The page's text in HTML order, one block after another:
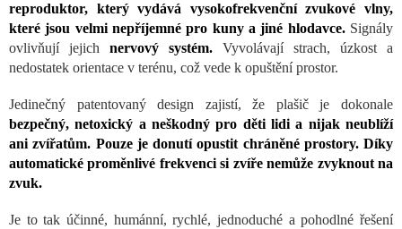
reproduktor, který vydává vysokofrekvenční zvukové vlny,
které jsou velmi nepříjemné pro kuny a jiné hlodavce.Signály
ovlivňují jejich nervový systém. Vyvolávají strach, úzkost a
nedostatek orientace v terénu, což vede k opuštění prostor.
Jedinečný patentovaný design zajistí, že plašič je dokonale
bezpečný, netoxický a neškodný pro děti lidi a nijak neublíží
ani zvířatům. Pouze je donutí opustit chráněné prostory. Díky
automatické proměnlivé frekvenci si zvíře nemůže zvyknout na
zvuk.
Je to tak účinné, humánní, rychlé, jednoduché a pohodlné řešení